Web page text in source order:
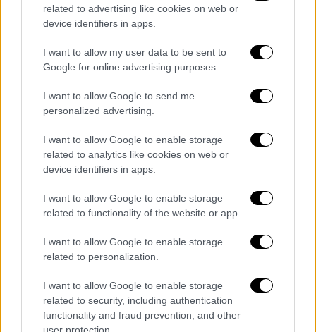
related to advertising like cookies on web or
device identifiers in apps.
I want to allow my user data to be sent to
Google for online advertising purposes.
I want to allow Google to send me
personalized advertising.
I want to allow Google to enable storage
related to analytics like cookies on web or
device identifiers in apps.
I want to allow Google to enable storage
related to functionality of the website or app.
I want to allow Google to enable storage
related to personalization.
I want to allow Google to enable storage
related to security, including authentication
functionality and fraud prevention, and other
Πριν ο Στέφανος Κασσελάκης ανέβει στο
στελέχητου κόμματος εμφανίζονταν
προβληματισμένα για τα γενικότερα
αποτελέσματα, τα οποία μάλιστα μίλησαν για
ανάγκη διαλόγουστον προοδευτικό
Για μικρό ποσοστό που κατέλαβε ο ΣΥΡΙΖΑ
μίλησε (Mega) ο βουλευτής
Καραμέρος,σημειώνοντας ότι θα πρέπει να
συνεδριάσουν τα κομματικά όργανα
αποτιμήσουν το αποτέλεσμα. Παράλληλα
είπε πως ο ίδιος είχε εκφράσει επιφυλάξεις
για την επιλογή να
Κασσελάκης το γάντι του πόθεν έσχες,και
επισήμανε ότι πρέπει «να κάνουμε
προοδευτικό διάλογο, να δούμε αν θα